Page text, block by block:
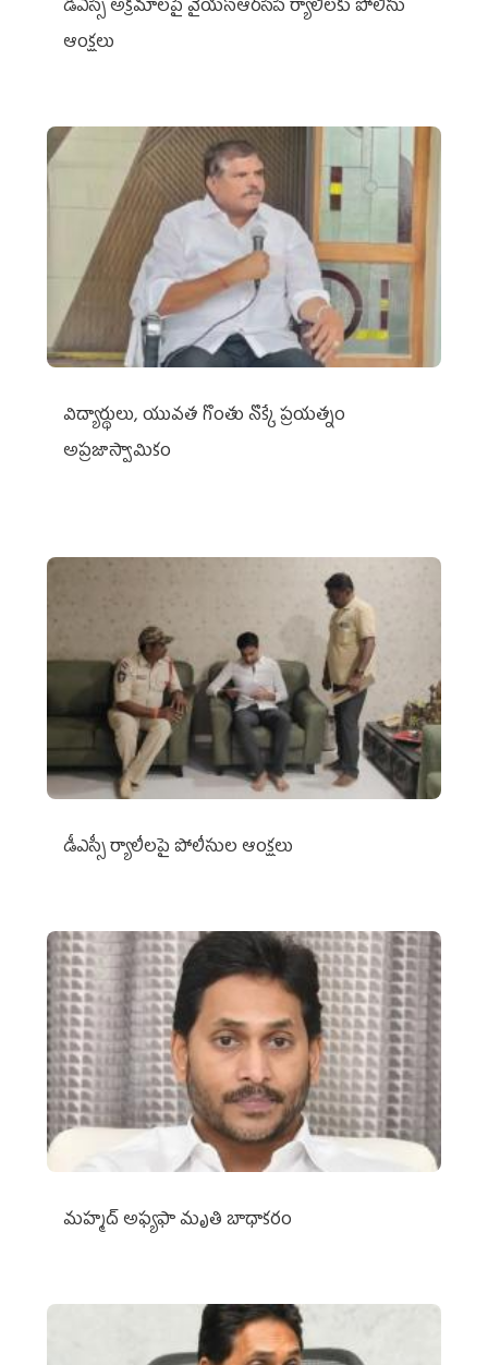
డీఎస్సీ అక్రమాలపై వైయ‌స్ఆర్‌సీపీ ర్యాలీలకు పోలీసు
ఆంక్షలు
విద్యార్థులు, యువత గొంతు నొక్కే ప్రయత్నం
అప్రజాస్వామికం
డీఎస్సీ ర్యాలీలపై పోలీసుల ఆంక్షలు
మహ్మద్‌ అఫ్యఫా మృతి బాధాకరం